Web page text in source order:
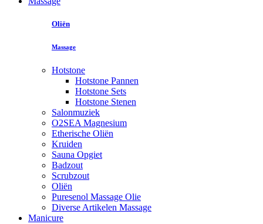
Oliën
Massage
Hotstone
Hotstone Pannen
Hotstone Sets
Hotstone Stenen
Salonmuziek
O2SEA Magnesium
Etherische Oliën
Kruiden
Sauna Opgiet
Badzout
Scrubzout
Oliën
Puresenol Massage Olie
Diverse Artikelen Massage
Manicure